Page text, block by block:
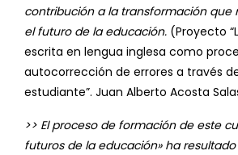
contribución a la transformación que
el futuro de la educación. (Proyecto
escrita en lengua inglesa como
autocorrección de errores a través
estudiante”. Juan Alberto Acosta
>> El proceso de formación de este
futuros de la educación» ha